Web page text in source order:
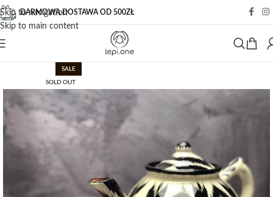
Skip to navigation
Skip to main content
DARMOWA DOSTAWA OD 500ZŁ
SALE
SOLD OUT